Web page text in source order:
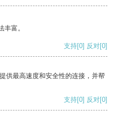
富。
支持[0] 反对[0]
供最高速度和安全性的连接，并帮
支持[0] 反对[0]